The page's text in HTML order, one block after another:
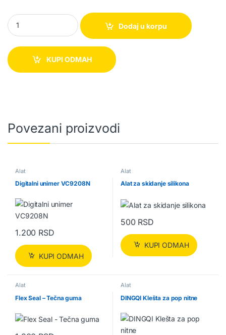
Disk za obradu drveta quantity
Dodaj u korpu
KUPI ODMAH
Povezani proizvodi
Alat
Digitalni unimer VC9208N
1.200 RSD
KUPI ODMAH
Alat
Alat za skidanje silikona
500 RSD
KUPI ODMAH
Alat
Flex Seal – Tečna guma
Alat
DINGQI Klešta za pop nitne